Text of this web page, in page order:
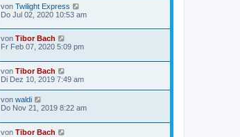
von Twilight Express
Do Jul 02, 2020 10:53 am
von Tibor Bach
Fr Feb 07, 2020 5:09 pm
von Tibor Bach
Di Dez 10, 2019 7:49 am
von waldi
Do Nov 21, 2019 8:22 am
von Tibor Bach